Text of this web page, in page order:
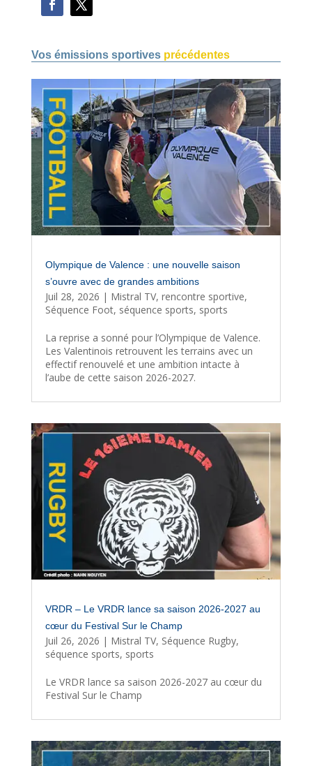
Vos émissions sportivesprécédentes
Olympique de Valence : une nouvelle saison
s’ouvre avec de grandes ambitions
Juil 28, 2026 | Mistral TV, rencontre sportive,
Séquence Foot, séquence sports, sports
La reprise a sonné pour l’Olympique de Valence.
Les Valentinois retrouvent les terrains avec un
effectif renouvelé et une ambition intacte à
l’aube de cette saison 2026-2027.
VRDR – Le VRDR lance sa saison 2026-2027 au
cœur du Festival Sur le Champ
Juil 26, 2026 | Mistral TV, Séquence Rugby,
séquence sports, sports
Le VRDR lance sa saison 2026-2027 au cœur du
Festival Sur le Champ